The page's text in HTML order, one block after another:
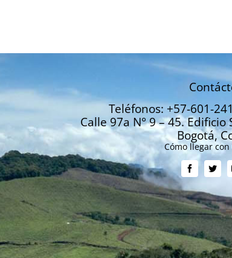
Teléfonos: +57-601-
Calle 97a N° 9 – 45.
Bogotá,
Cómo llegar con